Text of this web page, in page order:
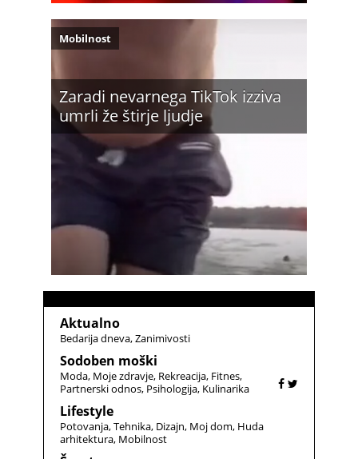
Zaradi nevarnega TikTok izziva
umrli že štirje ljudje
Mobilnost
Aktualno
Bedarija dneva Zanimivosti
Sodoben moški
Moda Moje zdravje Rekreacija Fitnes
Partnerski odnos Psihologija Kulinarika
Lifestyle
Potovanja Tehnika Dizajn Moj dom Huda
arhitektura Mobilnost